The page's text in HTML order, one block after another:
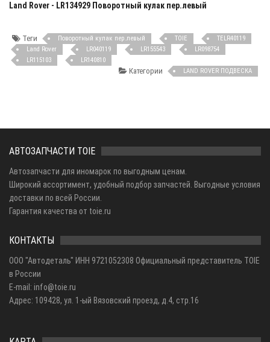
Land Rover - LR134929 Поворотный кулак пер.левый
Теги Поворотный кулак пер.левый TOIE
TELR40119
Land Rover
LR040119 LR155543
LR098754
LR115103
LR140810
Категории LAND ROVER ПОДВЕСКА
АВТОЗАПЧАСТИ TOIE
Автозапчасти для иномарок по выгодным ценам.
Широкий ассортимент, удобный подбор запчастей. Выгодные условия
доставки по всей России.
Гарантия качества от toie.ru
КОНТАКТЫ
ООО "Автодеталь" ИНН 9721052308 Официальный представитель TOIE
в России
E-mail: info@toie.ru
Адрес: 109428, ул. 1-ый Вязовский проезд, д.4, стр.16